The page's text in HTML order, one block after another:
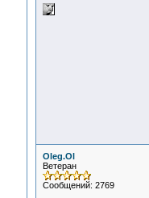
Oleg.Ol
Ветеран
Сообщений: 2769